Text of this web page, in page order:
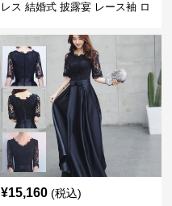
レス 結婚式 披露宴 レース袖 ロ
¥15,160 (税込)